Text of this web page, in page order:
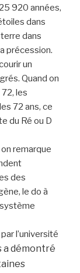
920 années,
dans
dans
précession.
un
Quand on
les
72 ans, ce
du Ré ou D
remarque
des
le do à
l’université
a démontré